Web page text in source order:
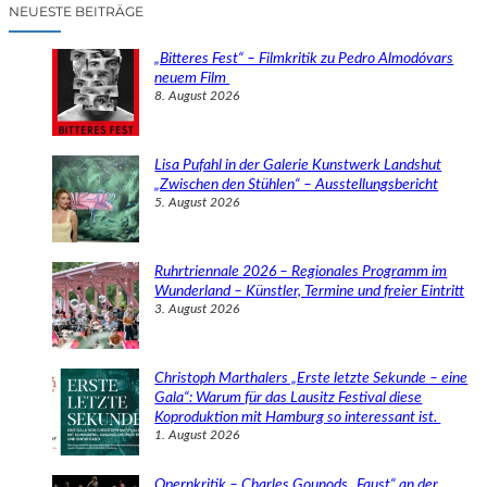
NEUESTE BEITRÄGE
„Bitteres Fest“ – Filmkritik zu Pedro Almodóvars
neuem Film
8. August 2026
Lisa Pufahl in der Galerie Kunstwerk Landshut
„Zwischen den Stühlen“ – Ausstellungsbericht
5. August 2026
Ruhrtriennale 2026 – Regionales Programm im
Wunderland – Künstler, Termine und freier Eintritt
3. August 2026
Christoph Marthalers „Erste letzte Sekunde – eine
Gala“: Warum für das Lausitz Festival diese
Koproduktion mit Hamburg so interessant ist.
1. August 2026